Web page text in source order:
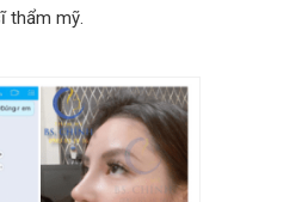
thẩm mỹ.